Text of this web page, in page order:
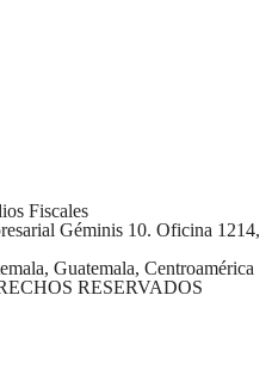
Fiscales
Géminis 10. Oficina 1214,
Guatemala, Centroamérica
RESERVADOS